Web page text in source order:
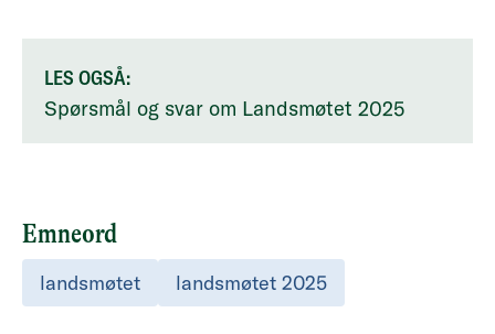
LES OGSÅ:
Spørsmål og svar om Landsmøtet 2025
Emneord
landsmøtet landsmøtet 2025